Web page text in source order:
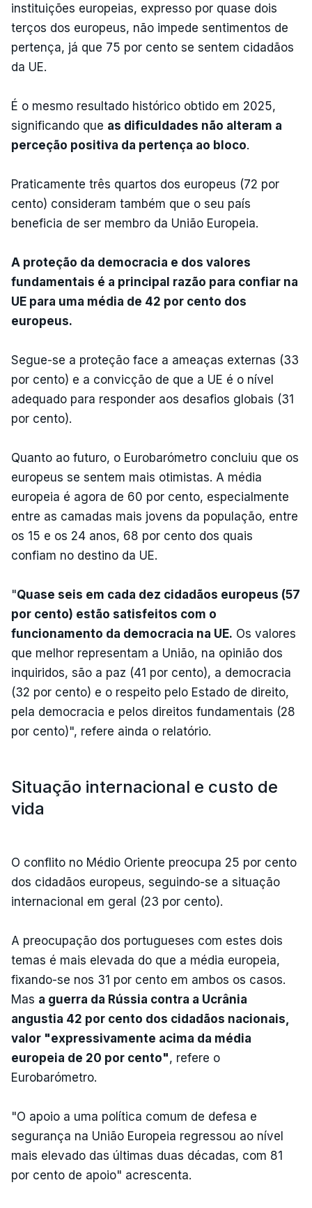
instituições europeias, expresso por quase dois
terços dos europeus, não impede sentimentos de
pertença, já que 75 por cento se sentem cidadãos
da UE.
É o mesmo resultado histórico obtido em 2025,
significando que as dificuldades não alteram a
perceção positiva da pertença ao bloco.
Praticamente três quartos dos europeus (72 por
cento) consideram também que o seu país
beneficia de ser membro da União Europeia.
A proteção da democracia e dos valores
fundamentais é a principal razão para confiar na
UE para uma média de 42 por cento dos
europeus.
Segue-se a proteção face a ameaças externas (33
por cento) e a convicção de que a UE é o nível
adequado para responder aos desafios globais (31
por cento).
Quanto ao futuro, o Eurobarómetro concluiu que os
europeus se sentem mais otimistas. A média
europeia é agora de 60 por cento, especialmente
entre as camadas mais jovens da população, entre
os 15 e os 24 anos, 68 por cento dos quais
confiam no destino da UE.
"Quase seis em cada dez cidadãos europeus (57
por cento) estão satisfeitos com o
funcionamento da democracia na UE. Os valores
que melhor representam a União, na opinião dos
inquiridos, são a paz (41 por cento), a democracia
(32 por cento) e o respeito pelo Estado de direito,
pela democracia e pelos direitos fundamentais (28
por cento)", refere ainda o relatório.
Situação internacional e custo de
vida
O conflito no Médio Oriente preocupa 25 por cento
dos cidadãos europeus, seguindo-se a situação
internacional em geral (23 por cento).
A preocupação dos portugueses com estes dois
temas é mais elevada do que a média europeia,
fixando-se nos 31 por cento em ambos os casos.
Mas a guerra da Rússia contra a Ucrânia
angustia 42 por cento dos cidadãos nacionais,
valor "expressivamente acima da média
europeia de 20 por cento", refere o
Eurobarómetro.
"O apoio a uma política comum de defesa e
segurança na União Europeia regressou ao nível
mais elevado das últimas duas décadas, com 81
por cento de apoio" acrescenta.